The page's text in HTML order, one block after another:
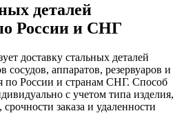
деталей
России и СНГ
доставку стальных деталей
сосудов, аппаратов, резервуаров и
по России и странам СНГ. Способ
с учетом типа изделия,
заказа и удаленности